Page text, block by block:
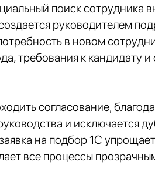
поиск сотрудника
руководителем
в новом
требования к кандидату
согласование,
и исключается
на подбор 1С
все процессы